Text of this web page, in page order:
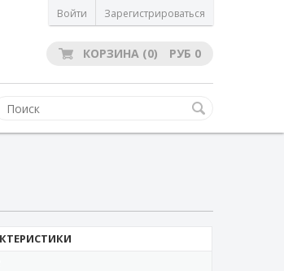
Войти Зарегистрироваться
КОРЗИНА (0) РУБ 0